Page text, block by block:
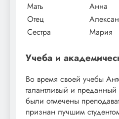
Мать
Анна
Отец
Сестра
Мария
Учеба и
Во время своей учебы
талантливый и преданный
были отмечены
признан лучшим